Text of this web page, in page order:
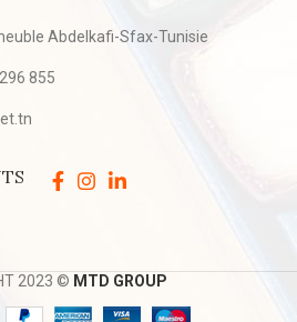
Abdelkafi-Sfax-Tunisie
855
2023 © MTD GROUP